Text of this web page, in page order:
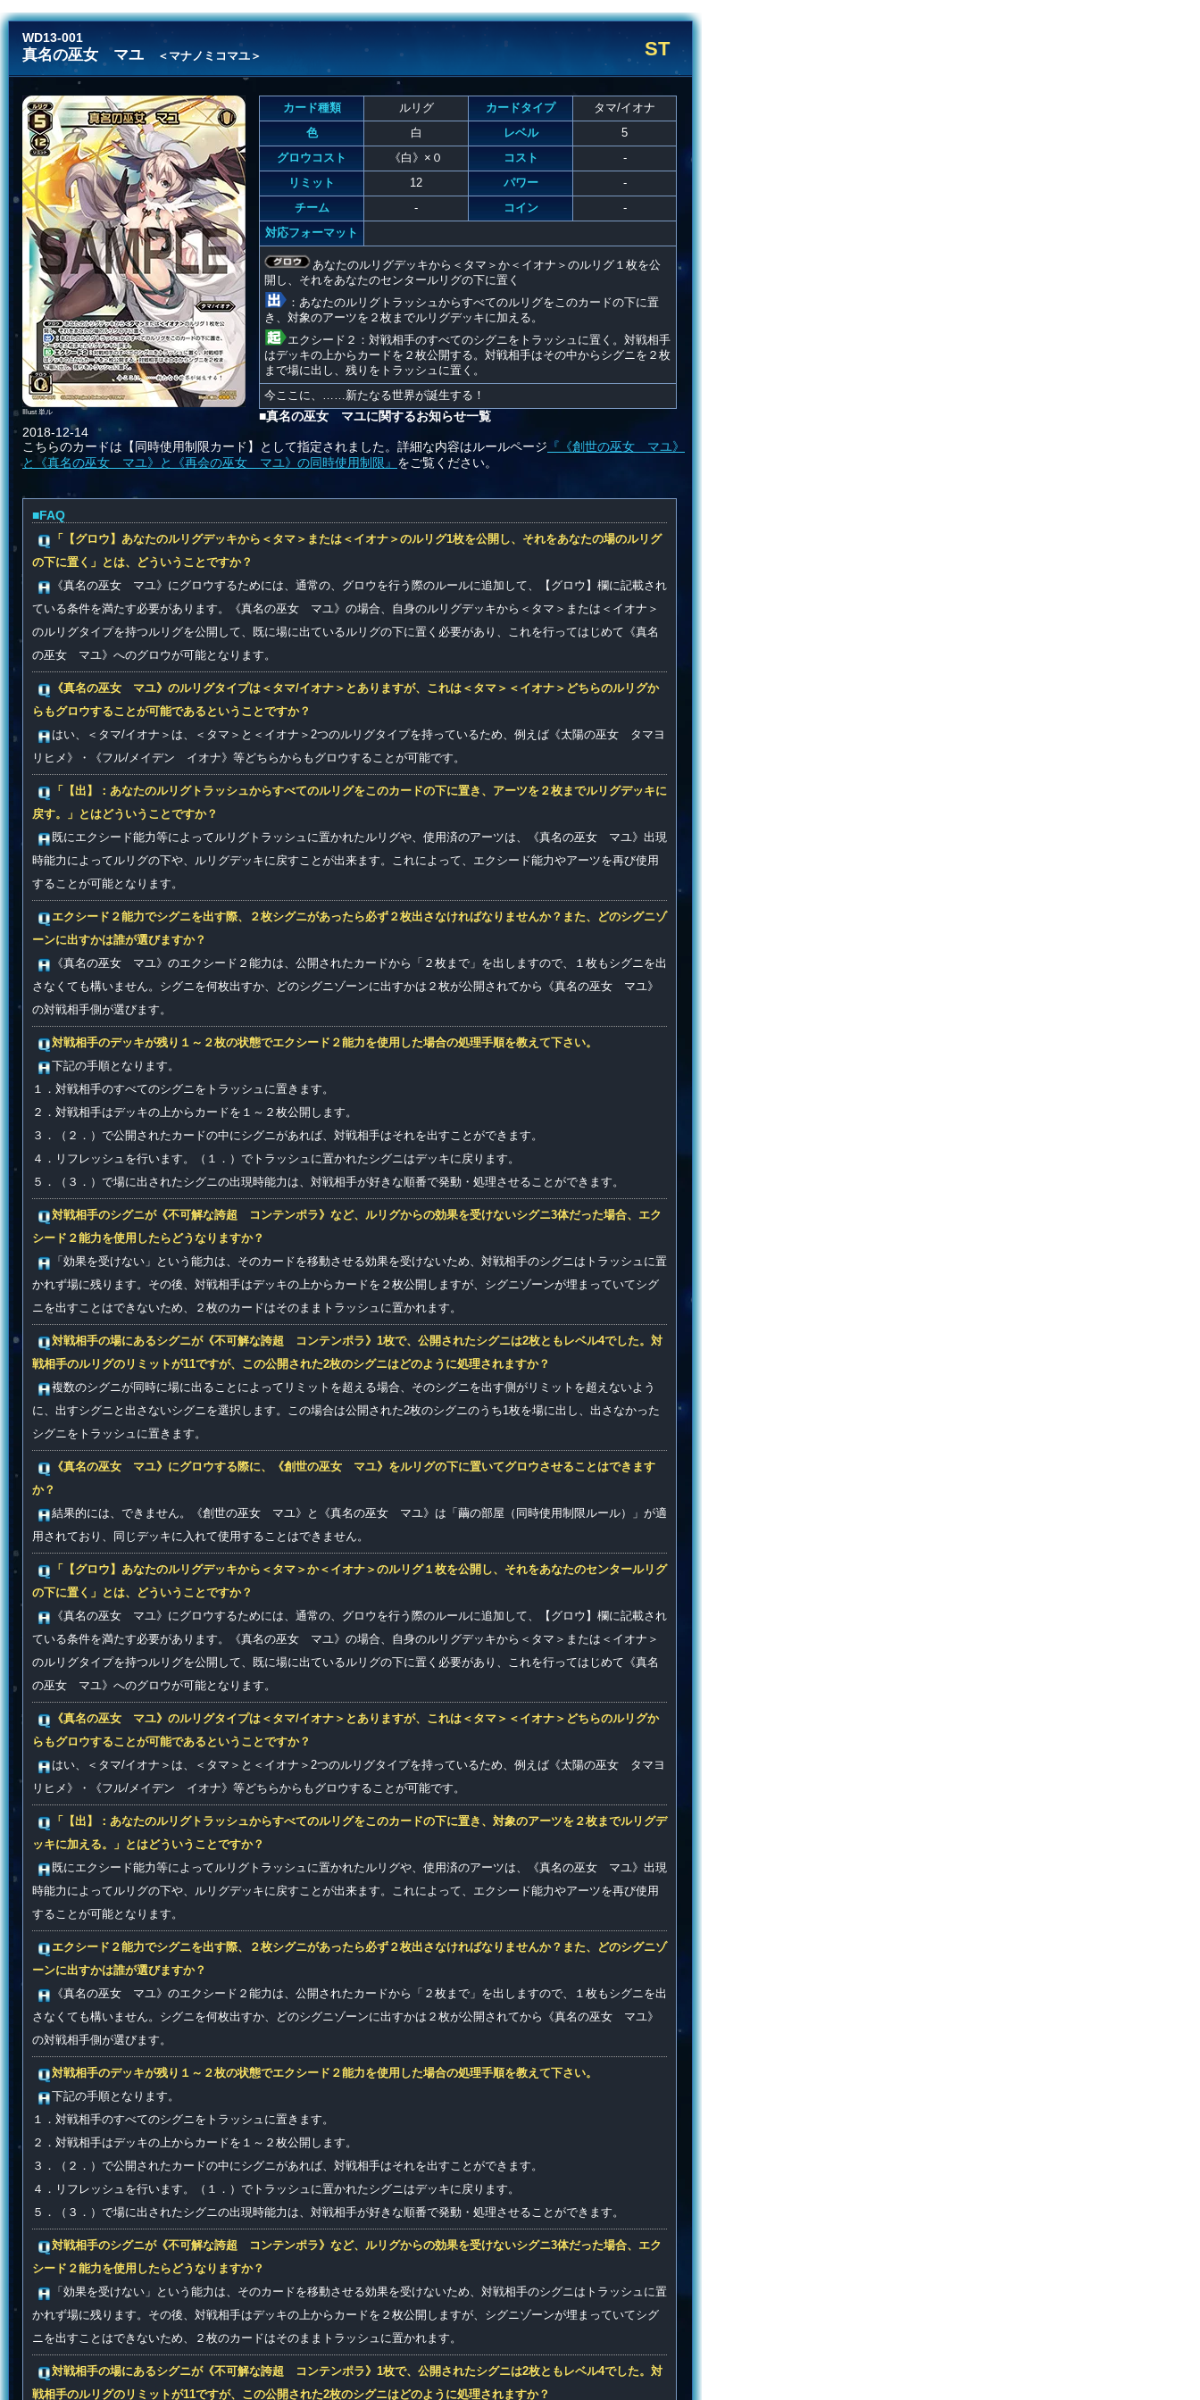
WD13-001
真名の巫女 マユ ＜マナノミコマユ＞ ST
Illust 単ル
カード種類 ルリグ カードタイプ
タマ/イオナ
色
白 レベル
5
グロウコスト
《白》×０ コスト
-
リミット
12 パワー
-
チーム
- コイン
-
対応フォーマット
あなたのルリグデッキから＜タマ＞か＜イオナ＞のルリグ１枚を公
開し、それをあなたのセンタールリグの下に置く
：あなたのルリグトラッシュからすべてのルリグをこのカードの下に置
き、対象のアーツを２枚までルリグデッキに加える。
エクシード２：対戦相手のすべてのシグニをトラッシュに置く。対戦相手
はデッキの上からカードを２枚公開する。対戦相手はその中からシグニを２枚
まで場に出し、残りをトラッシュに置く。
今ここに、……新たなる世界が誕生する！
■真名の巫女 マユに関するお知らせ一覧
2018-12-14
こちらのカードは【同時使用制限カード】として指定されました。詳細な内容はルールページ 『《創世の巫女 マユ》
と《真名の巫女 マユ》と《再会の巫女 マユ》の同時使用制限』 をご覧ください。
■FAQ
「【グロウ】あなたのルリグデッキから＜タマ＞または＜イオナ＞のルリグ1枚を公開し、それをあなたの場のルリグ
の下に置く」とは、どういうことですか？
《真名の巫女 マユ》にグロウするためには、通常の、グロウを行う際のルールに追加して、【グロウ】欄に記載され
ている条件を満たす必要があります。《真名の巫女 マユ》の場合、自身のルリグデッキから＜タマ＞または＜イオナ＞
のルリグタイプを持つルリグを公開して、既に場に出ているルリグの下に置く必要があり、これを行ってはじめて《真名
の巫女 マユ》へのグロウが可能となります。
《真名の巫女 マユ》のルリグタイプは＜タマ/イオナ＞とありますが、これは＜タマ＞＜イオナ＞どちらのルリグか
らもグロウすることが可能であるということですか？
はい、＜タマ/イオナ＞は、＜タマ＞と＜イオナ＞2つのルリグタイプを持っているため、例えば《太陽の巫女 タマヨ
リヒメ》・《フル/メイデン イオナ》等どちらからもグロウすることが可能です。
「【出】：あなたのルリグトラッシュからすべてのルリグをこのカードの下に置き、アーツを２枚までルリグデッキに
戻す。」とはどういうことですか？
既にエクシード能力等によってルリグトラッシュに置かれたルリグや、使用済のアーツは、《真名の巫女 マユ》出現
時能力によってルリグの下や、ルリグデッキに戻すことが出来ます。これによって、エクシード能力やアーツを再び使用
することが可能となります。
エクシード２能力でシグニを出す際、２枚シグニがあったら必ず２枚出さなければなりませんか？また、どのシグニゾ
ーンに出すかは誰が選びますか？
《真名の巫女 マユ》のエクシード２能力は、公開されたカードから「２枚まで」を出しますので、１枚もシグニを出
さなくても構いません。シグニを何枚出すか、どのシグニゾーンに出すかは２枚が公開されてから《真名の巫女 マユ》
の対戦相手側が選びます。
対戦相手のデッキが残り１～２枚の状態でエクシード２能力を使用した場合の処理手順を教えて下さい。
下記の手順となります。
１．対戦相手のすべてのシグニをトラッシュに置きます。
２．対戦相手はデッキの上からカードを１～２枚公開します。
３．（２．）で公開されたカードの中にシグニがあれば、対戦相手はそれを出すことができます。
４．リフレッシュを行います。（１．）でトラッシュに置かれたシグニはデッキに戻ります。
５．（３．）で場に出されたシグニの出現時能力は、対戦相手が好きな順番で発動・処理させることができます。
対戦相手のシグニが《不可解な誇超 コンテンポラ》など、ルリグからの効果を受けないシグニ3体だった場合、エク
シード２能力を使用したらどうなりますか？
「効果を受けない」という能力は、そのカードを移動させる効果を受けないため、対戦相手のシグニはトラッシュに置
かれず場に残ります。その後、対戦相手はデッキの上からカードを２枚公開しますが、シグニゾーンが埋まっていてシグ
ニを出すことはできないため、２枚のカードはそのままトラッシュに置かれます。
対戦相手の場にあるシグニが《不可解な誇超 コンテンポラ》1枚で、公開されたシグニは2枚ともレベル4でした。対
戦相手のルリグのリミットが11ですが、この公開された2枚のシグニはどのように処理されますか？
複数のシグニが同時に場に出ることによってリミットを超える場合、そのシグニを出す側がリミットを超えないよう
に、出すシグニと出さないシグニを選択します。この場合は公開された2枚のシグニのうち1枚を場に出し、出さなかった
シグニをトラッシュに置きます。
《真名の巫女 マユ》にグロウする際に、《創世の巫女 マユ》をルリグの下に置いてグロウさせることはできます
か？
結果的には、できません。《創世の巫女 マユ》と《真名の巫女 マユ》は「繭の部屋（同時使用制限ルール）」が適
用されており、同じデッキに入れて使用することはできません。
「【グロウ】あなたのルリグデッキから＜タマ＞か＜イオナ＞のルリグ１枚を公開し、それをあなたのセンタールリグ
の下に置く」とは、どういうことですか？
《真名の巫女 マユ》にグロウするためには、通常の、グロウを行う際のルールに追加して、【グロウ】欄に記載され
ている条件を満たす必要があります。《真名の巫女 マユ》の場合、自身のルリグデッキから＜タマ＞または＜イオナ＞
のルリグタイプを持つルリグを公開して、既に場に出ているルリグの下に置く必要があり、これを行ってはじめて《真名
の巫女 マユ》へのグロウが可能となります。
《真名の巫女 マユ》のルリグタイプは＜タマ/イオナ＞とありますが、これは＜タマ＞＜イオナ＞どちらのルリグか
らもグロウすることが可能であるということですか？
はい、＜タマ/イオナ＞は、＜タマ＞と＜イオナ＞2つのルリグタイプを持っているため、例えば《太陽の巫女 タマヨ
リヒメ》・《フル/メイデン イオナ》等どちらからもグロウすることが可能です。
「【出】：あなたのルリグトラッシュからすべてのルリグをこのカードの下に置き、対象のアーツを２枚までルリグデ
ッキに加える。」とはどういうことですか？
既にエクシード能力等によってルリグトラッシュに置かれたルリグや、使用済のアーツは、《真名の巫女 マユ》出現
時能力によってルリグの下や、ルリグデッキに戻すことが出来ます。これによって、エクシード能力やアーツを再び使用
することが可能となります。
エクシード２能力でシグニを出す際、２枚シグニがあったら必ず２枚出さなければなりませんか？また、どのシグニゾ
ーンに出すかは誰が選びますか？
《真名の巫女 マユ》のエクシード２能力は、公開されたカードから「２枚まで」を出しますので、１枚もシグニを出
さなくても構いません。シグニを何枚出すか、どのシグニゾーンに出すかは２枚が公開されてから《真名の巫女 マユ》
の対戦相手側が選びます。
対戦相手のデッキが残り１～２枚の状態でエクシード２能力を使用した場合の処理手順を教えて下さい。
下記の手順となります。
１．対戦相手のすべてのシグニをトラッシュに置きます。
２．対戦相手はデッキの上からカードを１～２枚公開します。
３．（２．）で公開されたカードの中にシグニがあれば、対戦相手はそれを出すことができます。
４．リフレッシュを行います。（１．）でトラッシュに置かれたシグニはデッキに戻ります。
５．（３．）で場に出されたシグニの出現時能力は、対戦相手が好きな順番で発動・処理させることができます。
対戦相手のシグニが《不可解な誇超 コンテンポラ》など、ルリグからの効果を受けないシグニ3体だった場合、エク
シード２能力を使用したらどうなりますか？
「効果を受けない」という能力は、そのカードを移動させる効果を受けないため、対戦相手のシグニはトラッシュに置
かれず場に残ります。その後、対戦相手はデッキの上からカードを２枚公開しますが、シグニゾーンが埋まっていてシグ
ニを出すことはできないため、２枚のカードはそのままトラッシュに置かれます。
対戦相手の場にあるシグニが《不可解な誇超 コンテンポラ》1枚で、公開されたシグニは2枚ともレベル4でした。対
戦相手のルリグのリミットが11ですが、この公開された2枚のシグニはどのように処理されますか？